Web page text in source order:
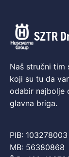
SZTR
Naš stručni tim
koji su tu da
odabir najbolje
glavna briga.
PIB: 103278003
MB: 56380868